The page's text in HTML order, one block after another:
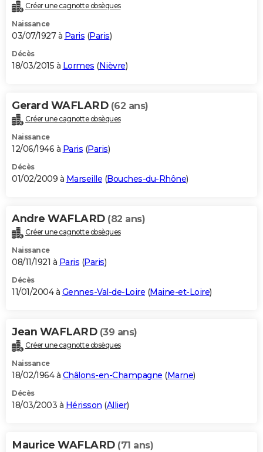
Créer une cagnotte obsèques
Naissance
03/07/1927 à Paris (Paris)
Décès
18/03/2015 à Lormes (Nièvre)
Gerard WAFLARD (62 ans)
Créer une cagnotte obsèques
Naissance
12/06/1946 à Paris (Paris)
Décès
01/02/2009 à Marseille (Bouches-du-Rhône)
Andre WAFLARD (82 ans)
Créer une cagnotte obsèques
Naissance
08/11/1921 à Paris (Paris)
Décès
11/01/2004 à Gennes-Val-de-Loire (Maine-et-Loire)
Jean WAFLARD (39 ans)
Créer une cagnotte obsèques
Naissance
18/02/1964 à Châlons-en-Champagne (Marne)
Décès
18/03/2003 à Hérisson (Allier)
Maurice WAFLARD (71 ans)